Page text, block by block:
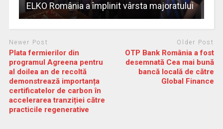
ELKO România a împlinit vârsta majoratului
Newer Post
Plata fermierilor din
programul Agreena pentru
al doilea an de recoltă
demonstrează importanța
certificatelor de carbon în
accelerarea tranziției către
practicile regenerative
Older Post
OTP Bank România a fost
desemnată Cea mai bună
bancă locală de către
Global Finance